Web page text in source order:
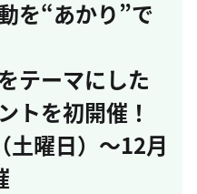
を“あかり”で
テーマにした
トを初開催！
曜日）～12月